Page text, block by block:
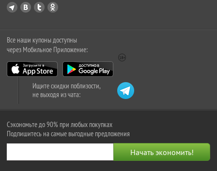
Все наши купоны доступны
через Мобильное Приложение:
Ищите скидки поблизости,
не выходя из чата:
Сэкономьте до 90% при любых покупках
Подпишитесь на самые выгодные предложения